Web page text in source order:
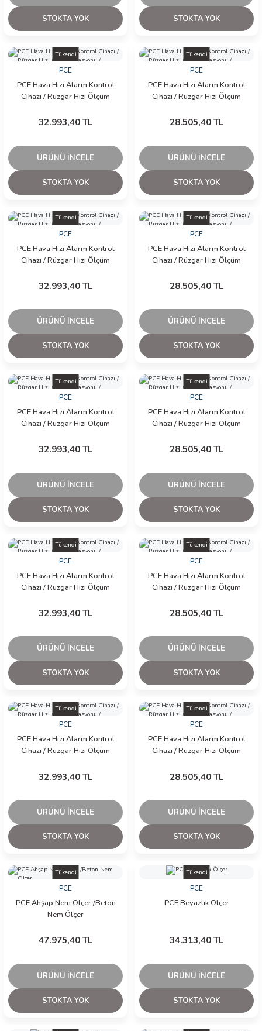
STOKTA YOK STOKTA YOK
Tükendi
PCE
PCE Hava Hızı Alarm Kontrol
Cihazı / Rüzgar Hızı Ölçüm
32.993,40 TL
ÜRÜNÜ İNCELE
STOKTA YOK
Tükendi
PCE
PCE Hava Hızı Alarm Kontrol
Cihazı / Rüzgar Hızı Ölçüm
28.505,40 TL
ÜRÜNÜ İNCELE
STOKTA YOK
Tükendi
PCE
PCE Hava Hızı Alarm Kontrol
Cihazı / Rüzgar Hızı Ölçüm
32.993,40 TL
ÜRÜNÜ İNCELE
STOKTA YOK
Tükendi
PCE
PCE Hava Hızı Alarm Kontrol
Cihazı / Rüzgar Hızı Ölçüm
28.505,40 TL
ÜRÜNÜ İNCELE
STOKTA YOK
Tükendi
PCE
PCE Hava Hızı Alarm Kontrol
Cihazı / Rüzgar Hızı Ölçüm
32.993,40 TL
ÜRÜNÜ İNCELE
STOKTA YOK
Tükendi
PCE
PCE Hava Hızı Alarm Kontrol
Cihazı / Rüzgar Hızı Ölçüm
28.505,40 TL
ÜRÜNÜ İNCELE
STOKTA YOK
Tükendi
PCE
PCE Hava Hızı Alarm Kontrol
Cihazı / Rüzgar Hızı Ölçüm
32.993,40 TL
ÜRÜNÜ İNCELE
STOKTA YOK
Tükendi
PCE
PCE Hava Hızı Alarm Kontrol
Cihazı / Rüzgar Hızı Ölçüm
28.505,40 TL
ÜRÜNÜ İNCELE
STOKTA YOK
Tükendi
PCE
PCE Hava Hızı Alarm Kontrol
Cihazı / Rüzgar Hızı Ölçüm
32.993,40 TL
ÜRÜNÜ İNCELE
STOKTA YOK
Tükendi
PCE
PCE Hava Hızı Alarm Kontrol
Cihazı / Rüzgar Hızı Ölçüm
28.505,40 TL
ÜRÜNÜ İNCELE
STOKTA YOK
Tükendi
PCE
PCE Ahşap Nem Ölçer /Beton
Nem Ölçer
47.975,40 TL
ÜRÜNÜ İNCELE
STOKTA YOK
Tükendi
PCE
PCE Beyazlık Ölçer
34.313,40 TL
ÜRÜNÜ İNCELE
STOKTA YOK